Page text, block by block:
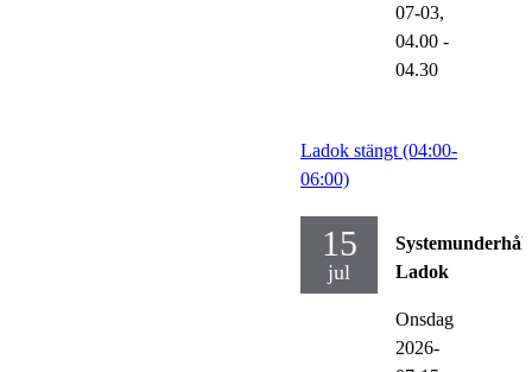
07-03,
04.00 -
04.30
Ladok stängt (04:00-
06:00)
15
jul
Systemunderhåll
Ladok
Onsdag
2026-